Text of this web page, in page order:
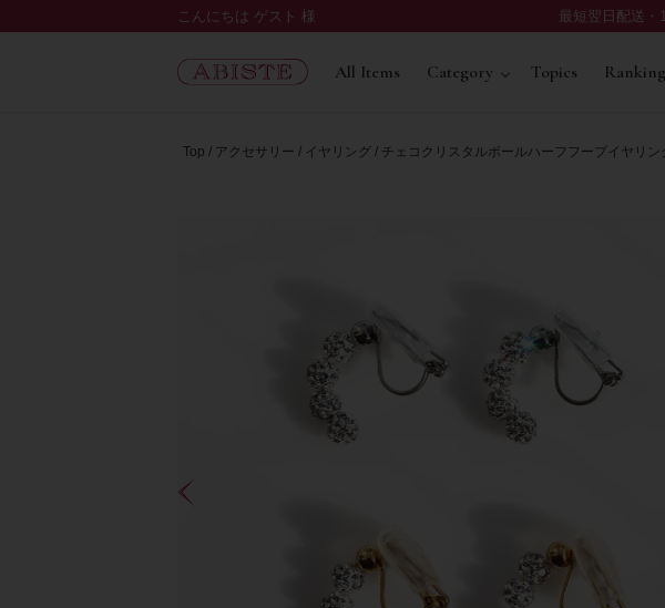
こんにちは ゲスト 様 最短翌日配送・
All Items Category Topics Ranking
Top アクセサリー イヤリング チェコクリスタルボールハーフフープイヤリン